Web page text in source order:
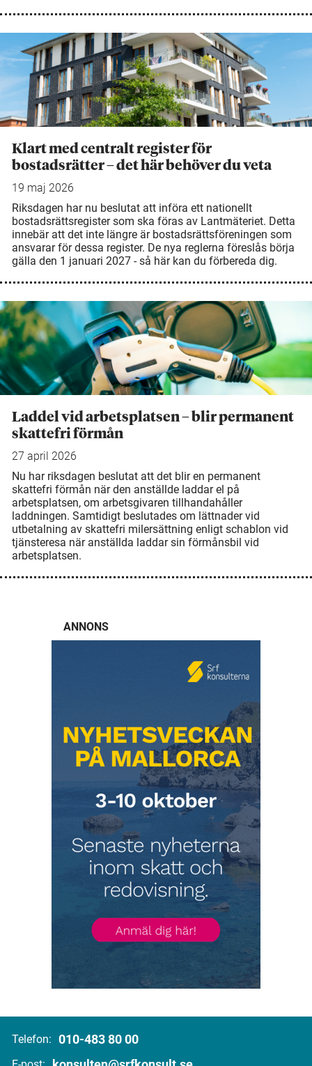
Klart med centralt register för
bostadsrätter – det här behöver du veta
19 maj 2026
Riksdagen har nu beslutat att införa ett nationellt
bostadsrättsregister som ska föras av Lantmäteriet. Detta
innebär att det inte längre är bostadsrättsföreningen som
ansvarar för dessa register. De nya reglerna föreslås börja
gälla den 1 januari 2027 - så här kan du förbereda dig.
Laddel vid arbetsplatsen – blir permanent
skattefri förmån
27 april 2026
Nu har riksdagen beslutat att det blir en permanent
skattefri förmån när den anställde laddar el på
arbetsplatsen, om arbetsgivaren tillhandahåller
laddningen. Samtidigt beslutades om lättnader vid
utbetalning av skattefri milersättning enligt schablon vid
tjänsteresa när anställda laddar sin förmånsbil vid
arbetsplatsen.
ANNONS
Telefon: 010-483 80 00